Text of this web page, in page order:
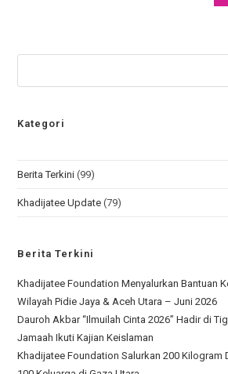
Kategori
Berita Terkini (99)
Khadijatee Update (79)
Berita Terkini
Khadijatee Foundation Menyalurkan Bantuan
Wilayah Pidie Jaya & Aceh Utara – Juni 2026
Dauroh Akbar “Ilmuilah Cinta 2026” Hadir di
Jamaah Ikuti Kajian Keislaman
Khadijatee Foundation Salurkan 200 Kilogram